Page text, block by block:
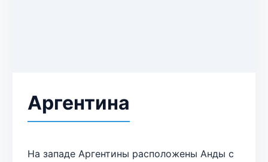
Аргентина
На западе Аргентины расположены Анды с